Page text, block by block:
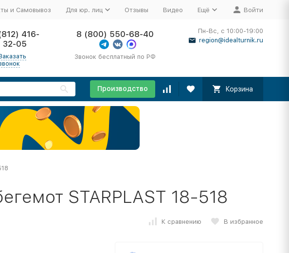
и Самовывоз Для юр. лиц Отзывы Видео Ещё Войти
416-
32-05
8 (800) 550-68-40
Звонок бесплатный по РФ
Пн-Вс, с 10:00-19:00
region@idealturnik.ru
Производство Корзина
STARPLAST 18-518
К сравнению В избранное